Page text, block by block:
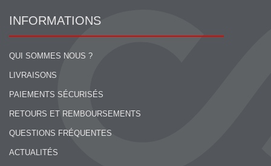
INFORMATIONS
QUI SOMMES NOUS ?
LIVRAISONS
PAIEMENTS SÉCURISÉS
RETOURS ET REMBOURSEMENTS
QUESTIONS FRÉQUENTES
ACTUALITÉS